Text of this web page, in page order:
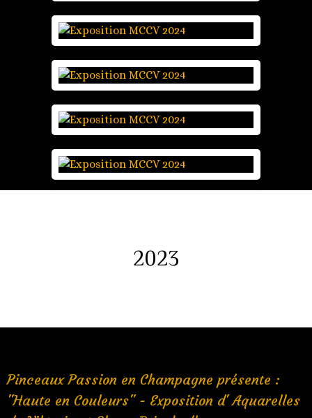
2023
Pinceaux Passion en Champagne présente :
"Haute en Couleurs" - Exposition d' Aquarelles